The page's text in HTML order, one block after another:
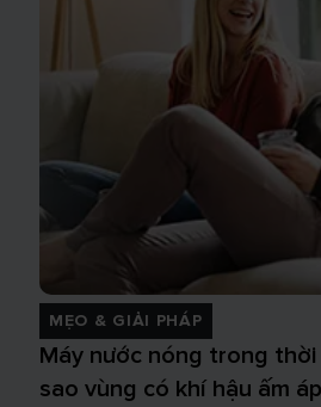
MẸO & GIẢI PHÁP
Máy nước nóng trong
sao vùng có khí hậu ấm